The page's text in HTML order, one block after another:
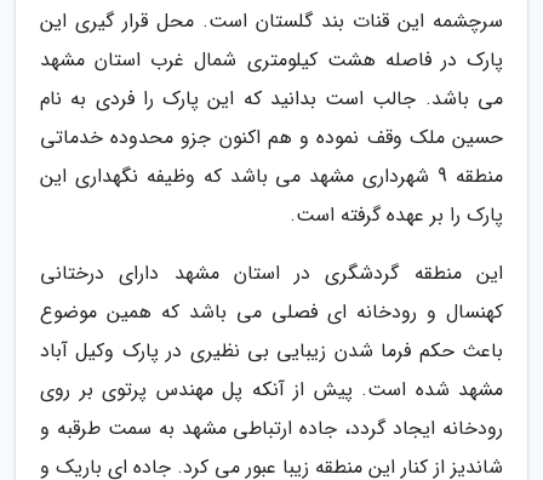
سرچشمه این قنات بند گلستان است. محل قرار گیری این
پارک در فاصله هشت کیلومتری شمال غرب استان مشهد
می باشد. جالب است بدانید که این پارک را فردی به نام
حسین ملک وقف نموده و هم اکنون جزو محدوده خدماتی
منطقه 9 شهرداری مشهد می باشد که وظیفه نگهداری این
پارک را بر عهده گرفته است.
این منطقه گردشگری در استان مشهد دارای درختانی
کهنسال و رودخانه ای فصلی می باشد که همین موضوع
باعث حکم فرما شدن زیبایی بی نظیری در پارک وکیل آباد
مشهد شده است. پیش از آنکه پل مهندس پرتوی بر روی
رودخانه ایجاد گردد، جاده ارتباطی مشهد به سمت طرقبه و
شاندیز از کنار این منطقه زیبا عبور می کرد. جاده ای باریک و